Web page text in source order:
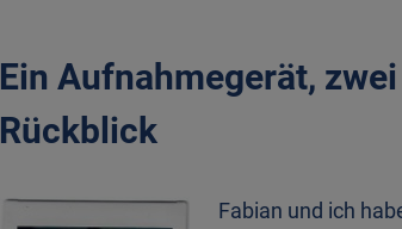
Ein Aufnahmegerät,
Rückblick
Fabian und ich